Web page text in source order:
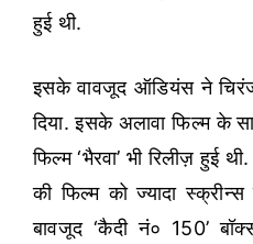
हुई थी.
इसके वावजूद ऑडियंस ने
दिया. इसके अलावा फिल्म के
फिल्म ‘भैरवा’ भी रिलीज़ हुई
की फिल्म को ज्यादा
बावजूद ‘कैदी नं० 150’